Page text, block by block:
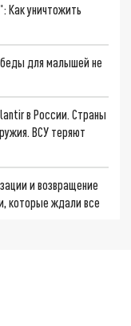
Как уничтожить
для малышей не
в России. Страны
ВСУ теряют
и возвращение
которые ждали все